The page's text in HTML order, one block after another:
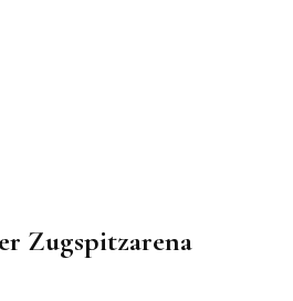
Zugspitzarena